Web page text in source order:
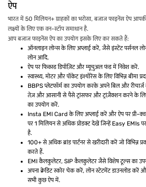
ऐप
भारत में 50 मिलियन+ ग्राहकों का भरोसा, बजाज फाइनेंस ऐप
लक्ष्यों के लिए एक वन-स्टॉप समाधान है.
आप बजाज फाइनेंस ऐप का उपयोग इसके लिए कर सकते हैं:
ऑनलाइन लोन्स के लिए अप्लाई करें, जैसे इंस्टेंट पर्सनल
लोन आदि.
ऐप पर फिक्स्ड डिपॉज़िट और म्यूचुअल फंड में निवेश करें.
स्वास्थ्य, मोटर और पॉकेट इंश्योरेंस के लिए विभिन्न बीमा
BBPS प्लेटफॉर्म का उपयोग करके अपने बिल और
तेज़ और आसानी से पैसे ट्रांसफर और ट्रांज़ैक्शन करने के
का उपयोग करें.
Insta EMI Card के लिए अप्लाई करें और ऐप पर प्री-
पर 1 मिलियन से अधिक प्रोडक्ट देखें जिन्हें Easy EMIs पर
है.
100+ से अधिक ब्रांड पार्टनर से खरीदारी करें जो विभिन्न
करते हैं.
EMI कैलकुलेटर, SIP कैलकुलेटर जैसे विशेष टूल्स का
अपना क्रेडिट स्कोर चेक करें, लोन स्टेटमेंट डाउनलोड करें और
सभी कुछ ऐप में.